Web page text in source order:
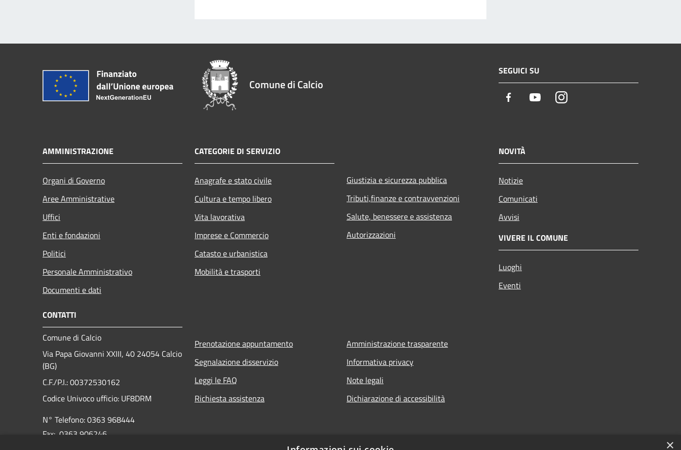
Comune di Calcio
SEGUICI SU
Facebook YoutubeInstagram
AMMINISTRAZIONE
Organi di Governo
Aree Amministrative
Uffici
Enti e fondazioni
Politici
Personale Amministrativo
Documenti e dati
CATEGORIE DI SERVIZIO
Anagrafe e stato civile
Cultura e tempo libero
Vita lavorativa
Imprese e Commercio
Catasto e urbanistica
Mobilità e trasporti
Giustizia e sicurezza pubblica
Tributi,finanze e contravvenzioni
Salute, benessere e assistenza
Autorizzazioni
NOVITÀ
Notizie
Comunicati
Avvisi
VIVERE IL COMUNE
Luoghi
Eventi
CONTATTI
Comune di Calcio
Via Papa Giovanni XXIII, 40 24054 Calcio
(BG)
C.F./P.I.: 00372530162
Codice Univoco ufficio: UF8DRM
N° Telefono: 0363 968444
Fax: 0363 906246
Prenotazione appuntamento
Segnalazione disservizio
Leggi le FAQ
Richiesta assistenza
Amministrazione trasparente
Informativa privacy
Note legali
Dichiarazione di accessibilità
×